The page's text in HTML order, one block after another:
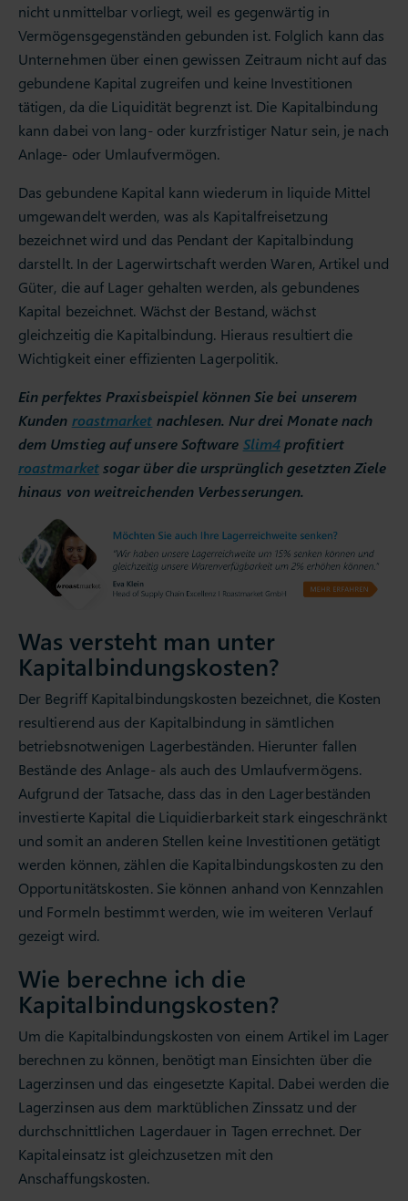
nicht unmittelbar vorliegt, weil es gegenwärtig in
Vermögensgegenständen gebunden ist. Folglich kann das
Unternehmen über einen gewissen Zeitraum nicht auf das
gebundene Kapital zugreifen und keine Investitionen
tätigen, da die Liquidität begrenzt ist. Die Kapitalbindung
kann dabei von lang- oder kurzfristiger Natur sein, je nach
Anlage- oder Umlaufvermögen.
Das gebundene Kapital kann wiederum in liquide Mittel
umgewandelt werden, was als Kapitalfreisetzung
bezeichnet wird und das Pendant der Kapitalbindung
darstellt. In der Lagerwirtschaft werden Waren, Artikel und
Güter, die auf Lager gehalten werden, als gebundenes
Kapital bezeichnet. Wächst der Bestand, wächst
gleichzeitig die Kapitalbindung. Hieraus resultiert die
Wichtigkeit einer effizienten Lagerpolitik.
Ein perfektes Praxisbeispiel können Sie bei unserem
Kunden roastmarket nachlesen. Nur drei Monate nach
dem Umstieg auf unsere Software Slim4profitiert
roastmarketsogar über die ursprünglich gesetzten Ziele
hinaus von weitreichenden Verbesserungen.
Was versteht man unter
Kapitalbindungskosten?
Der Begriff Kapitalbindungskosten bezeichnet, die Kosten
resultierend aus der Kapitalbindung in sämtlichen
betriebsnotwenigen Lagerbeständen. Hierunter fallen
Bestände des Anlage- als auch des Umlaufvermögens.
Aufgrund der Tatsache, dass das in den Lagerbeständen
investierte Kapital die Liquidierbarkeit stark eingeschränkt
und somit an anderen Stellen keine Investitionen getätigt
werden können, zählen die Kapitalbindungskosten zu den
Opportunitätskosten. Sie können anhand von Kennzahlen
und Formeln bestimmt werden, wie im weiteren Verlauf
gezeigt wird.
Wie berechne ich die
Kapitalbindungskosten?
Um die Kapitalbindungskosten von einem Artikel im Lager
berechnen zu können, benötigt man Einsichten über die
Lagerzinsen und das eingesetzte Kapital. Dabei werden die
Lagerzinsen aus dem marktüblichen Zinssatz und der
durchschnittlichen Lagerdauer in Tagen errechnet. Der
Kapitaleinsatz ist gleichzusetzen mit den
Anschaffungskosten.